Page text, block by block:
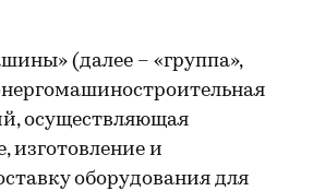
(далее – «группа»,
осуществляющая
изготовление и
оборудования для